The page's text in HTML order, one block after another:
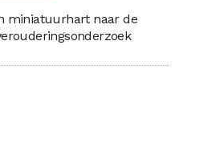
miniatuurhart naar de